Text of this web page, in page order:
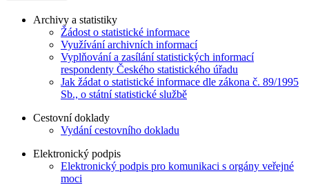
Archivy a statistiky
Žádost o statistické informace
Využívání archivních informací
Vyplňování a zasílání statistických informací
respondenty Českého statistického úřadu
Jak žádat o statistické informace dle zákona č. 89/1995
Sb., o státní statistické službě
Cestovní doklady
Vydání cestovního dokladu
Elektronický podpis
Elektronický podpis pro komunikaci s orgány veřejné
moci